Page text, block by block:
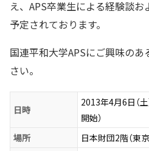
え、APS卒業生による経験談
予定されております。
国連平和大学APSにご興味の
さい。
日時
2013年4月6日（
開始）
場所
日本財団2階（東